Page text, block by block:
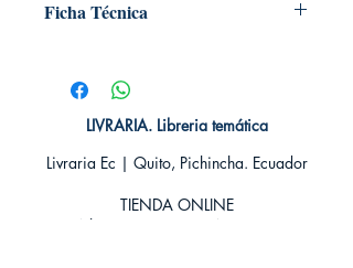
Ficha Técnica
Editorial: SUMA
Idioma: Castellano
Encuadernación: Blanda
Categoría: Novela Romántica - Erótica
LIVRARIA. Libreria temática
Livraria Ec | Quito, Pichincha. Ecuador
TIENDA ONLINE​
Whatsapp +593
984311107